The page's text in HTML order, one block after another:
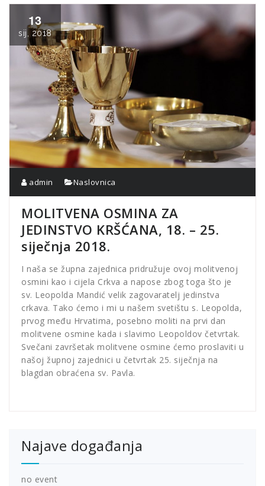
13
sij, 2018
admin Naslovnica
MOLITVENA OSMINA ZA
JEDINSTVO KRŠĆANA, 18. – 25.
siječnja 2018.
I naša se župna zajednica pridružuje ovoj molitvenoj
osmini kao i cijela Crkva a napose zbog toga što je
sv. Leopolda Mandić velik zagovaratelj jedinstva
crkava. Tako ćemo i mi u našem svetištu s. Leopolda,
prvog među Hrvatima, posebno moliti na prvi dan
molitvene osmine kada i slavimo Leopoldov četvrtak.
Svečani završetak molitvene osmine ćemo proslaviti u
našoj župnoj zajednici u četvrtak 25. siječnja na
blagdan obraćena sv. Pavla.
Najave događanja
no event